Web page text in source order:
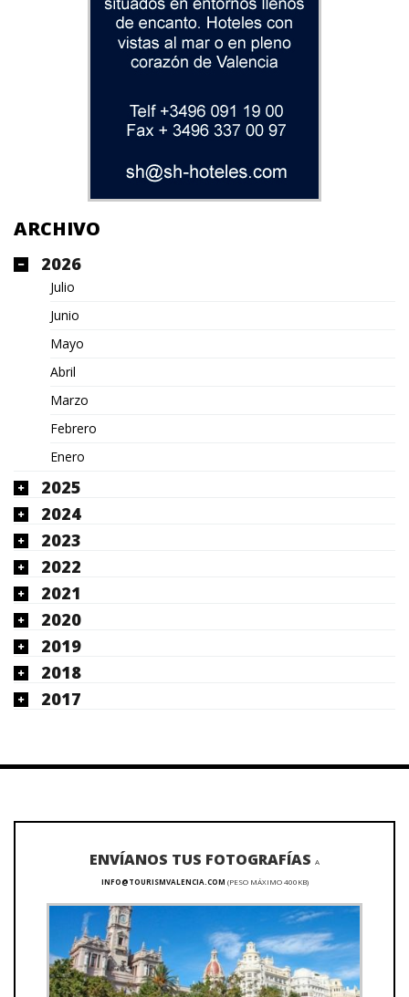
ARCHIVO
2026
Julio
Junio
Mayo
Abril
Marzo
Febrero
Enero
2025
2024
2023
2022
2021
2020
2019
2018
2017
ENVÍANOS TUS FOTOGRAFÍAS A
INFO@TOURISMVALENCIA.COM (PESO MÁXIMO 400KB)